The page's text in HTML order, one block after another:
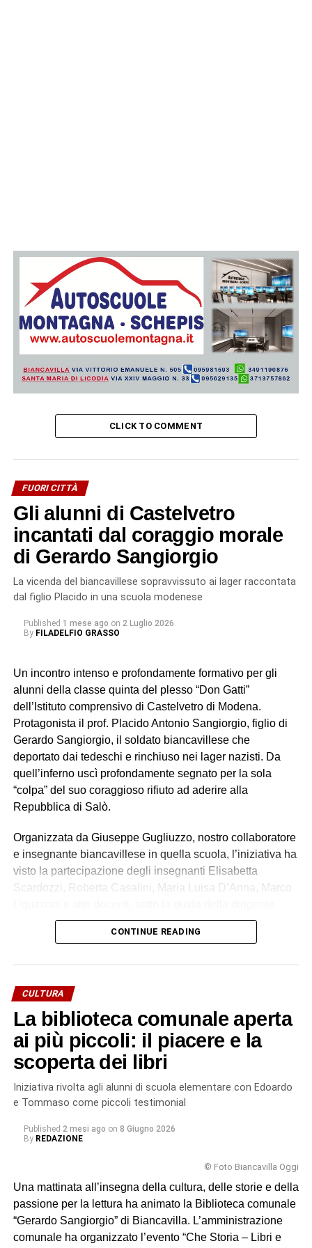
CLICK TO COMMENT
FUORI CITTÀ
Gli alunni di Castelvetro
incantati dal coraggio morale
di Gerardo Sangiorgio
La vicenda del biancavillese sopravvissuto ai lager raccontata
dal figlio Placido in una scuola modenese
Published 1 mese ago on 2 Luglio 2026
By FILADELFIO GRASSO
Un incontro intenso e profondamente formativo per gli
alunni della classe quinta del plesso “Don Gatti”
dell’Istituto comprensivo di Castelvetro di Modena.
Protagonista il prof. Placido Antonio Sangiorgio, figlio di
Gerardo Sangiorgio, il soldato biancavillese che
deportato dai tedeschi e rinchiuso nei lager nazisti. Da
quell’inferno uscì profondamente segnato per la sola
“colpa” del suo coraggioso rifiuto ad aderire alla
Repubblica di Salò.
Organizzata da Giuseppe Gugliuzzo, nostro collaboratore
e insegnante biancavillese in quella scuola, l’iniziativa ha
visto la partecipazione degli insegnanti Elisabetta
Scardozzi, Roberta Casalini, Maria Luisa D’Anna, Marco
scolastica Maria Ghiddi.
l’attenzione dei bambini fin dalle sue prime parole.
Attraverso il racconto diretto della storia del padre – un
uomo che scelse la libertà e la coerenza morale anche a
costo della prigionia e della stessa vita – i piccoli alunni
hanno potuto toccare con mano uno dei capitoli più
drammatici della nostra storia recente.
«L’incontro con il professor Sangiorgio ha rappresentato
un’importante occasione di educazione alla memoria e
«Attraverso il racconto diretto di una storia familiare, i
complesso in modo autentico ed emotivamente
coinvolgente».
La didattica delle emozioni
CONTINUE READING
CULTURA
La biblioteca comunale aperta
ai più piccoli: il piacere e la
scoperta dei libri
Iniziativa rivolta agli alunni di scuola elementare con Edoardo
e Tommaso come piccoli testimonial
Published 2 mesi ago on 8 Giugno 2026
By REDAZIONE
© Foto Biancavilla Oggi
Una mattinata all’insegna della cultura, delle storie e della
passione per la lettura ha animato la Biblioteca comunale
“Gerardo Sangiorgio” di Biancavilla. L’amministrazione
comunale ha organizzato l’evento “Che Storia – Libri e